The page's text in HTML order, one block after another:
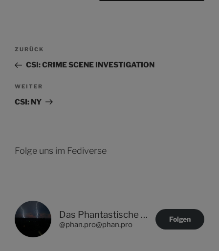
Beitragsnavigation
Vorheriger
Beitrag
ZURÜCK
CSI: CRIME SCENE INVESTIGATION
Nächster
Beitrag
WEITER
CSI: NY
Folge uns im Fediverse
Das Phantastische Projekt - PHAN.PRO
@phan.pro@phan.pro
Folgen